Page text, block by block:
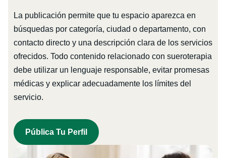
La publicación permite que tu espacio aparezca en
búsquedas por categoría, ciudad o departamento, con
contacto directo y una descripción clara de los servicios
ofrecidos. Todo contenido relacionado con sueroterapia
debe utilizar un lenguaje responsable, evitar promesas
médicas y explicar adecuadamente los límites del
servicio.
Pública Tu Perfil